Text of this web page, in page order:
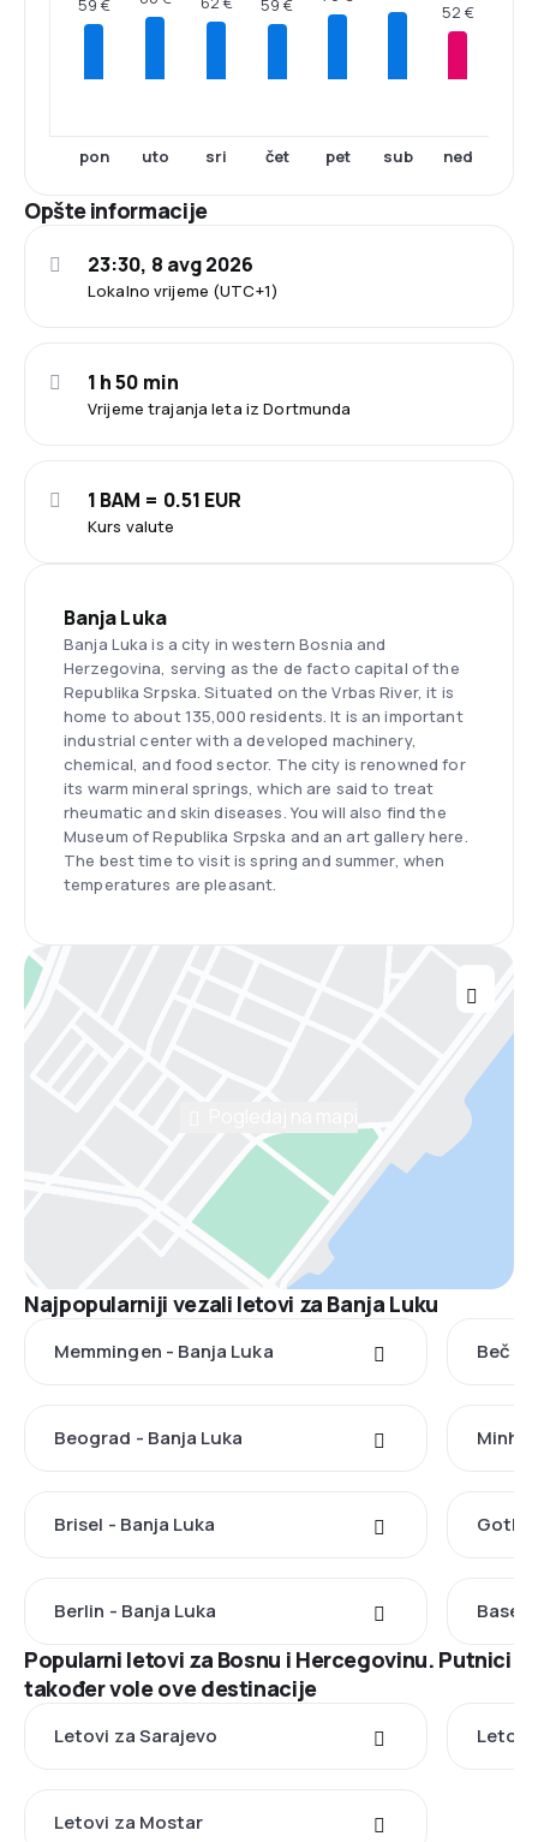
59 €
pon uto sri
59 €
čet pet sub
52 €
ned
Opšte informacije
Lokalno vrijeme (UTC+1)
23:30, 8 avg 2026
Vrijeme trajanja leta iz Dortmunda
1 h 50 min
Kurs valute
1 BAM = 0.51 EUR
Banja Luka
Banja Luka is a city in western Bosnia and
Herzegovina, serving as the de facto capital of the
Republika Srpska. Situated on the Vrbas River, it is
home to about 135,000 residents. It is an important
industrial center with a developed machinery,
chemical, and food sector. The city is renowned for
its warm mineral springs, which are said to treat
rheumatic and skin diseases. You will also find the
Museum of Republika Srpska and an art gallery here.
The best time to visit is spring and summer, when
temperatures are pleasant.
Najpopularniji vezali letovi za Banja Luku
Memmingen - Banja Luka Beč -
Beograd - Banja Luka
Brisel - Banja Luka
Berlin - Banja Luka Basel
Popularni letovi za Bosnu i Hercegovinu. Putnici
također vole ove destinacije
Letovi za Sarajevo Letovi
Letovi za Mostar